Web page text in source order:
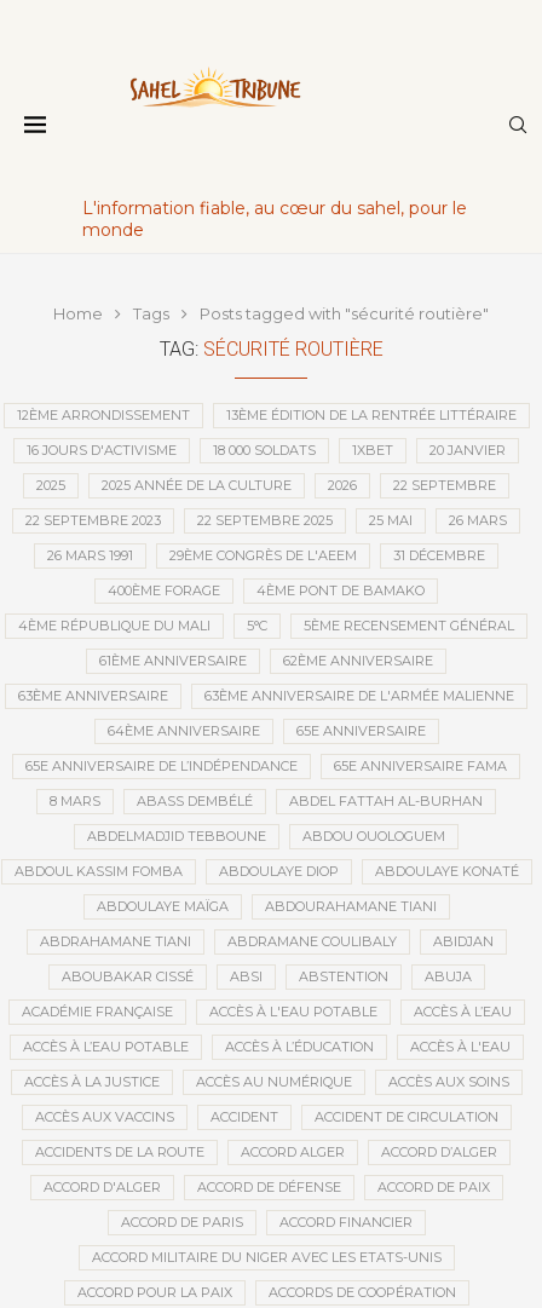
L'information fiable, au cœur du sahel, pour le
monde
Home Tags Posts tagged with "sécurité routière"
TAG: SÉCURITÉ ROUTIÈRE
12ÈME ARRONDISSEMENT 13ÈME ÉDITION DE LA RENTRÉE LITTÉRAIRE
16 JOURS D'ACTIVISME 18 000 SOLDATS 1XBET 20 JANVIER
2025 2025 ANNÉE DE LA CULTURE 2026 22 SEPTEMBRE
22 SEPTEMBRE 2023 22 SEPTEMBRE 2025 25 MAI 26 MARS
26 MARS 1991 29ÈME CONGRÈS DE L'AEEM 31 DÉCEMBRE
400ÈME FORAGE 4ÈME PONT DE BAMAKO
4ÈME RÉPUBLIQUE DU MALI 5°C 5ÈME RECENSEMENT GÉNÉRAL
61ÈME ANNIVERSAIRE 62ÈME ANNIVERSAIRE
63ÈME ANNIVERSAIRE 63ÈME ANNIVERSAIRE DE L'ARMÉE MALIENNE
64ÈME ANNIVERSAIRE 65E ANNIVERSAIRE
65E ANNIVERSAIRE DE L’INDÉPENDANCE 65E ANNIVERSAIRE FAMA
8 MARS ABASS DEMBÉLÉ ABDEL FATTAH AL-BURHAN
ABDELMADJID TEBBOUNE ABDOU OUOLOGUEM
ABDOUL KASSIM FOMBA ABDOULAYE DIOP ABDOULAYE KONATÉ
ABDOULAYE MAÏGA ABDOURAHAMANE TIANI
ABDRAHAMANE TIANI ABDRAMANE COULIBALY ABIDJAN
ABOUBAKAR CISSÉ ABSI ABSTENTION ABUJA
ACADÉMIE FRANÇAISE ACCÈS À L'EAU POTABLE ACCÈS À L’EAU
ACCÈS À L’EAU POTABLE ACCÈS À L’ÉDUCATION ACCÈS À L'EAU
ACCÈS À LA JUSTICE ACCÈS AU NUMÉRIQUE ACCÈS AUX SOINS
ACCÈS AUX VACCINS ACCIDENT ACCIDENT DE CIRCULATION
ACCIDENTS DE LA ROUTE ACCORD ALGER ACCORD D’ALGER
ACCORD D'ALGER ACCORD DE DÉFENSE ACCORD DE PAIX
ACCORD DE PARIS ACCORD FINANCIER
ACCORD MILITAIRE DU NIGER AVEC LES ETATS-UNIS
ACCORD POUR LA PAIX ACCORDS DE COOPÉRATION